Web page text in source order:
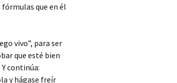
fórmulas que en él
vivo”, para ser
que esté bien
continúa:
y hágase freír